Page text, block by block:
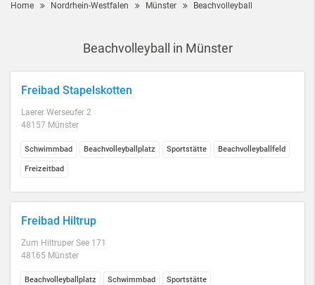
Home Nordrhein-Westfalen Münster Beachvolleyball
Beachvolleyball in Münster
Freibad Stapelskotten
Laerer Werseufer 2
48157 Münster
Schwimmbad Beachvolleyballplatz Sportstätte Beachvolleyballfeld
Freizeitbad
Freibad Hiltrup
Zum Hiltruper See 171
48165 Münster
Beachvolleyballplatz Schwimmbad Sportstätte